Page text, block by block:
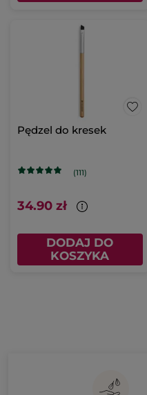
Pędzel do kresek
(111)
34.90 zł
DODAJ DO
KOSZYKA